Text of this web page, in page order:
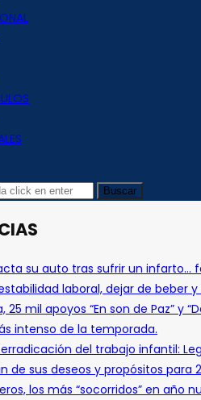
su auto tras sufrir un infarto…
laboral, dejar de beber
25 mil apoyos “En son de Paz” y
intenso de la temporada.
del trabajo infantil:
de sus deseos y propósitos para
los más “socorridos” en año